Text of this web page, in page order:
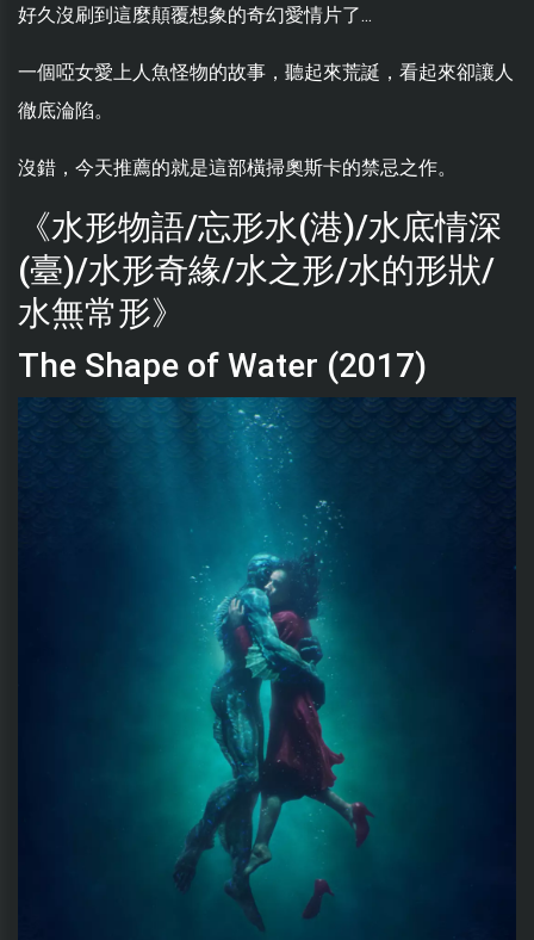
好久沒刷到這麼顛覆想象的奇幻愛情片了...
一個啞女愛上人魚怪物的故事，聽起來荒誕，看起來卻讓人
徹底淪陷。
沒錯，今天推薦的就是這部橫掃奧斯卡的禁忌之作。
《水形物語/忘形水(港)/水底情深
(臺)/水形奇緣/水之形/水的形狀/
水無常形》
The Shape of Water (2017)